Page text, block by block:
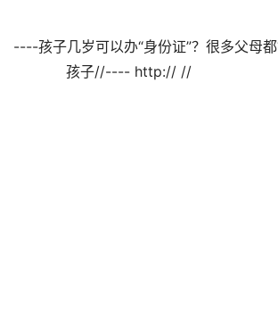
----孩子几岁可以办“身份证”？很多父母
孩子//----